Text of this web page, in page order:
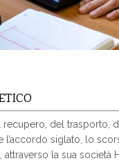
del trasporto,
l’accordo siglato, lo
la sua società